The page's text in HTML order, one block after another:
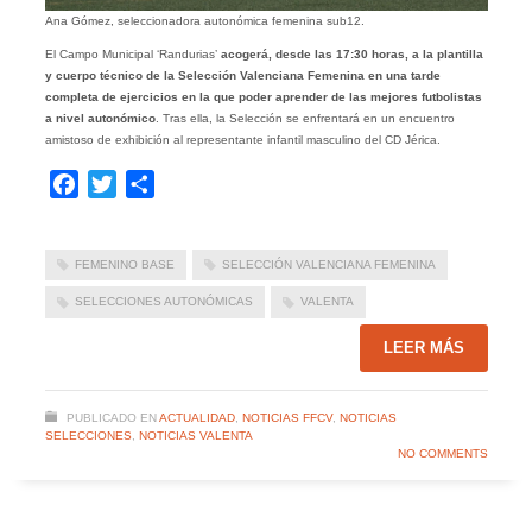
Ana Gómez, seleccionadora autonómica femenina sub12.
El Campo Municipal ‘Randurias’ acogerá, desde las 17:30 horas, a la plantilla
y cuerpo técnico de la Selección Valenciana Femenina en una tarde
completa de ejercicios en la que poder aprender de las mejores futbolistas
a nivel autonómico. Tras ella, la Selección se enfrentará en un encuentro
amistoso de exhibición al representante infantil masculino del CD Jérica.
Facebook
Twitter
FEMENINO BASE SELECCIÓN VALENCIANA FEMENINA
SELECCIONES AUTONÓMICAS VALENTA
LEER MÁS
PUBLICADO EN ACTUALIDAD, NOTICIAS FFCV, NOTICIAS
SELECCIONES, NOTICIAS VALENTA
NO COMMENTS